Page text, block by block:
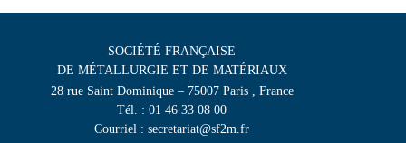
SOCIÉTÉ FRANÇAISE
DE MÉTALLURGIE ET DE MATÉRIAUX
28 rue Saint Dominique – 75007 Paris , France
Tél. : 01 46 33 08 00
Courriel : secretariat@sf2m.fr